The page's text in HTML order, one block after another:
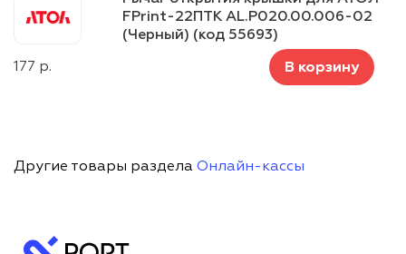
FPrint-22ПТK AL.P020.00.006-02
(Черный) (код 55693)
177 р. В корзину
Другие товары раздела Онлайн-кассы